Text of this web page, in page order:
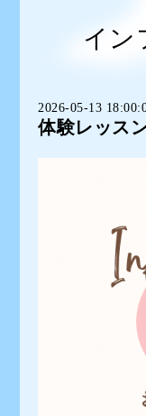
イン
2026-05-13
体験レッス